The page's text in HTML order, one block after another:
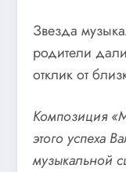
Звезда
родители
отклик от
Композиция
этого успеха
музыкальной